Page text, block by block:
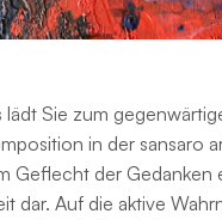
lädt Sie zum
in der sansaro
Geflecht der Gedanken
dar. Auf die aktive